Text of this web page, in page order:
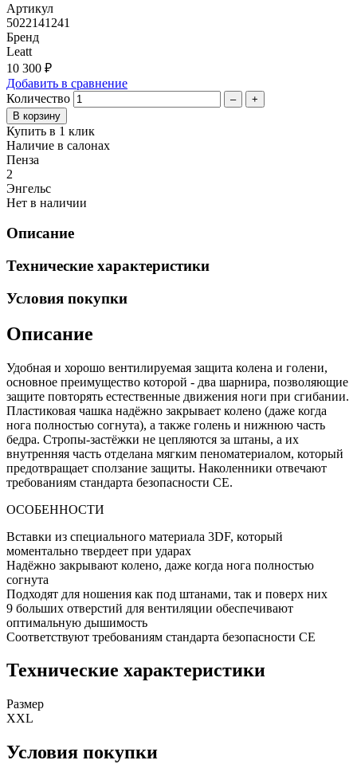
Артикул
5022141241
Бренд
Leatt
10 300 ₽
Добавить в сравнение
Количество
– +
Купить в 1 клик
Наличие в салонах
Пенза
2
Энгельс
Нет в наличии
Описание
Технические характеристики
Условия покупки
Описание
Удобная и хорошо вентилируемая защита колена и голени,
основное преимущество которой - два шарнира, позволяющие
защите повторять естественные движения ноги при сгибании.
Пластиковая чашка надёжно закрывает колено (даже когда
нога полностью согнута), а также голень и нижнюю часть
бедра. Стропы-застёжки не цепляются за штаны, а их
внутренняя часть отделана мягким пеноматериалом, который
предотвращает сползание защиты. Наколенники отвечают
требованиям стандарта безопасности CE.
ОСОБЕННОСТИ
Вставки из специального материала 3DF, который
моментально твердеет при ударах
Надёжно закрывают колено, даже когда нога полностью
согнута
Подходят для ношения как под штанами, так и поверх них
9 больших отверстий для вентиляции обеспечивают
оптимальную дышимость
Соответствуют требованиям стандарта безопасности CE
Технические характеристики
Размер
XXL
Условия покупки